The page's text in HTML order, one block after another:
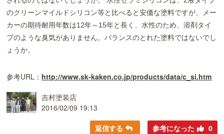
のクリーンマイルドシリコン等と比べると安価な塗料ですが、メー
カーの期待耐用年数は12年～15年と長く、水性のため、溶剤タイ
プのような臭気がありません。バランスのとれた塗料ではないでし
ょうか。
参考URL： http://www.sk-kaken.co.jp/products/data/c_si.htm
吉村塗装店
2016/02/09 19:13
返信する 参考になった 0